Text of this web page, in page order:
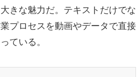
きな魅力だ。テキストだけでな
プロセスを動画やデータで直接
ている。